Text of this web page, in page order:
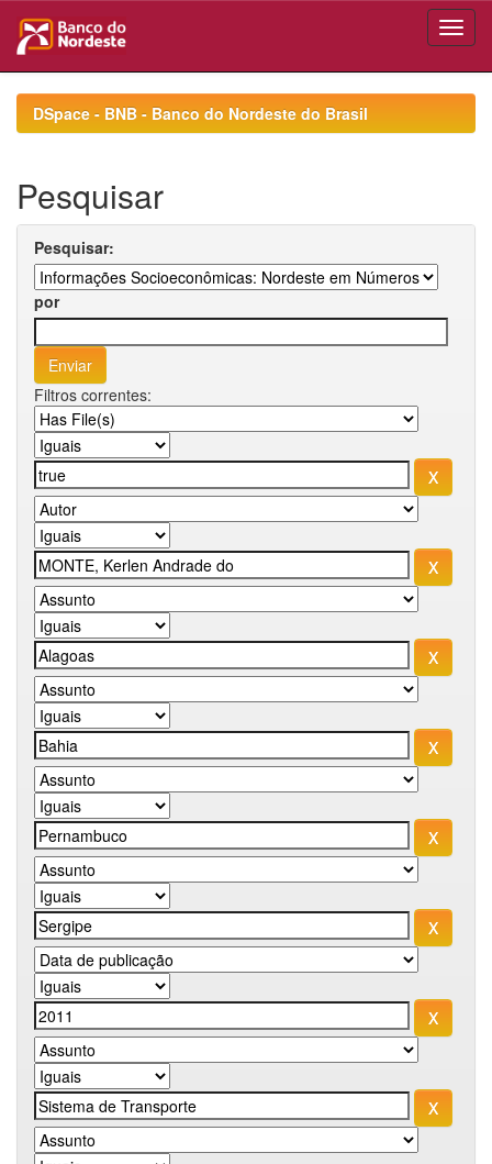
navigationDSpace - BNB - Banco do Nordeste do Brasil
Pesquisar
Pesquisar:
por
Filtros correntes: